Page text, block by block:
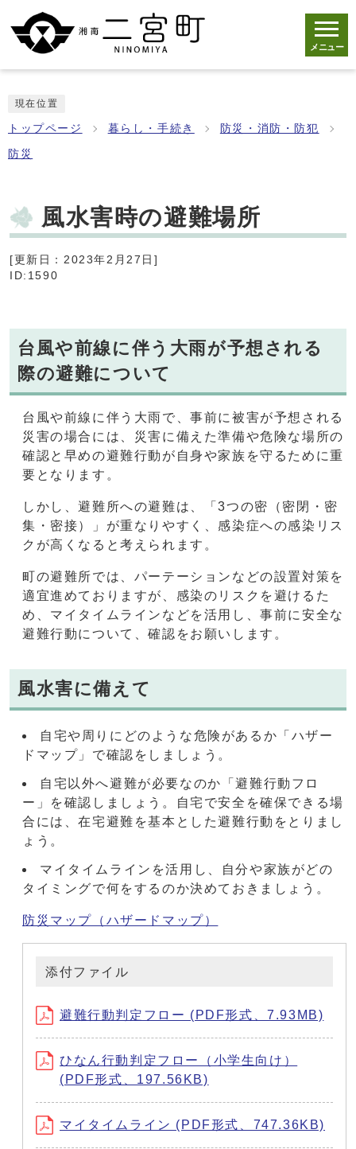
メニュー
現在位置
トップページ 暮らし・手続き 防災・消防・防犯
防災
風水害時の避難場所
[更新日：2023年2月27日]
ID:1590
台風や前線に伴う大雨が予想される
際の避難について
台風や前線に伴う大雨で、事前に被害が予想される
災害の場合には、災害に備えた準備や危険な場所の
確認と早めの避難行動が自身や家族を守るために重
要となります。
しかし、避難所への避難は、「3つの密（密閉・密
集・密接）」が重なりやすく、感染症への感染リス
クが高くなると考えられます。
町の避難所では、パーテーションなどの設置対策を
適宜進めておりますが、感染のリスクを避けるた
め、マイタイムラインなどを活用し、事前に安全な
避難行動について、確認をお願いします。
風水害に備えて
自宅や周りにどのような危険があるか「ハザー
ドマップ」で確認をしましょう。
自宅以外へ避難が必要なのか「避難行動フロ
ー」を確認しましょう。自宅で安全を確保できる場
合には、在宅避難を基本とした避難行動をとりまし
ょう。
マイタイムラインを活用し、自分や家族がどの
タイミングで何をするのか決めておきましょう。
防災マップ（ハザードマップ）
添付ファイル
避難行動判定フロー (PDF形式、7.93MB)
ひなん行動判定フロー（小学生向け）
(PDF形式、197.56KB)
マイタイムライン (PDF形式、747.36KB)